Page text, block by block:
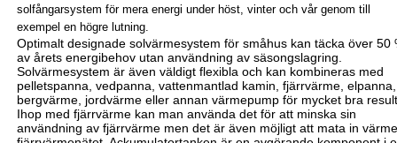
solfångarsystem för mera energi under höst, vinter och vår genom till
exempel en högre lutning.
Optimalt designade solvärmesystem för småhus kan täcka över 50
av årets energibehov utan användning av säsongslagring.
Solvärmesystem är även väldigt flexibla och kan kombineras med
pelletspanna, vedpanna, vattenmantlad kamin, fjärrvärme, elpanna,
bergvärme, jordvärme eller annan värmepump för mycket bra
Ihop med fjärrvärme kan man använda det för att minska sin
användning av fjärrvärme men det är även möjligt att mata in